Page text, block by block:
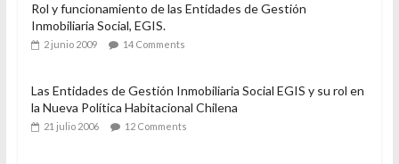
Rol y funcionamiento de las Entidades de Gestión
Inmobiliaria Social, EGIS.
2 junio 2009 14 Comments
Las Entidades de Gestión Inmobiliaria Social EGIS y su rol en
la Nueva Política Habitacional Chilena
21 julio 2006 12 Comments